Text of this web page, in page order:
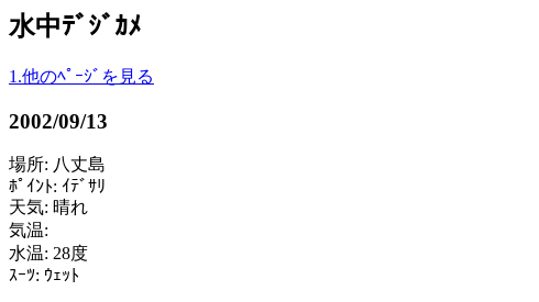
水中ﾃﾞｼﾞｶﾒ
1.他のﾍﾟｰｼﾞを見る
2002/09/13
場所: 八丈島
ﾎﾟｲﾝﾄ: ｲﾃﾞｻﾘ
天気: 晴れ
気温:
水温: 28度
ｽｰﾂ: ｳｪｯﾄ